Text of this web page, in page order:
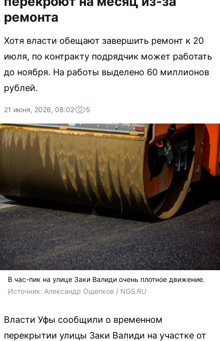
ремонта
Хотя власти обещают завершить ремонт к 20
июля, по контракту подрядчик может работать
до ноября. На работы выделено 60 миллионов
рублей.
21 июня, 2026, 08:02 5
В час-пик на улице Заки Валиди очень плотное движение.
Источник: Александр Ощепков / NGS.RU
Власти Уфы сообщили о временном
перекрытии улицы Заки Валиди на участке от